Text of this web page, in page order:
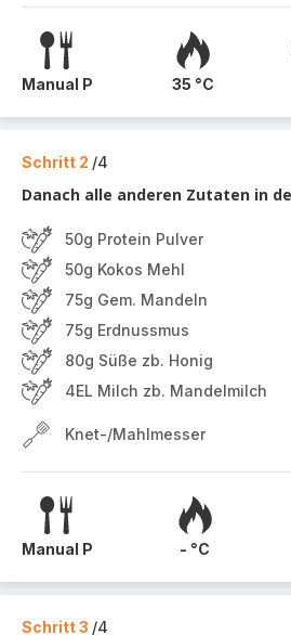
Manual P 35 °C
Schritt 2 /4
Danach alle anderen Zutaten in
50g Protein Pulver
50g Kokos Mehl
75g Gem. Mandeln
75g Erdnussmus
80g Süße zb. Honig
4EL Milch zb. Mandelmilch
Knet-/Mahlmesser
Manual P - °C
Schritt 3 /4